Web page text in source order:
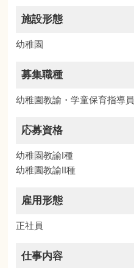
施設形態
幼稚園
募集職種
幼稚園教諭・学童保育指導員
応募資格
幼稚園教諭I種
幼稚園教諭II種
雇用形態
正社員
仕事内容